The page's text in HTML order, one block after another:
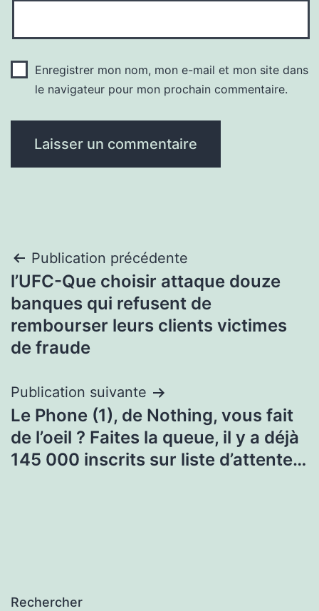
Enregistrer mon nom, mon e-mail et mon site dans
le navigateur pour mon prochain commentaire.
Navigation
de
l’article
Publication précédente
l’UFC-Que choisir attaque douze
banques qui refusent de
rembourser leurs clients victimes
de fraude
Publication suivante
Le Phone (1), de Nothing, vous fait
de l’oeil ? Faites la queue, il y a déjà
145 000 inscrits sur liste d’attente…
Rechercher